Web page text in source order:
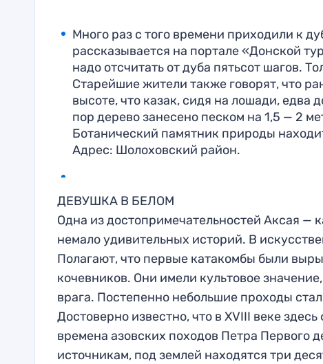
Много раз с того времени приходили к
рассказывается на портале «Донской
надо отсчитать от дуба пятьсот шагов.
Старейшие жители также говорят, что
высоте, что казак, сидя на лошади, едва
пор дерево занесено песком на 1,5 — 2
Ботанический памятник природы
Адрес: Шолоховский район.
ДЕВУШКА В БЕЛОМ
Одна из достопримечательностей Аксая —
немало удивительных историй. В
Полагают, что первые катакомбы были
кочевников. Они имели культовое
врага. Постепенно небольшие проходы
Достоверно известно, что в XVIII веке
времена азовских походов Петра Первого
источникам, под землей находятся три